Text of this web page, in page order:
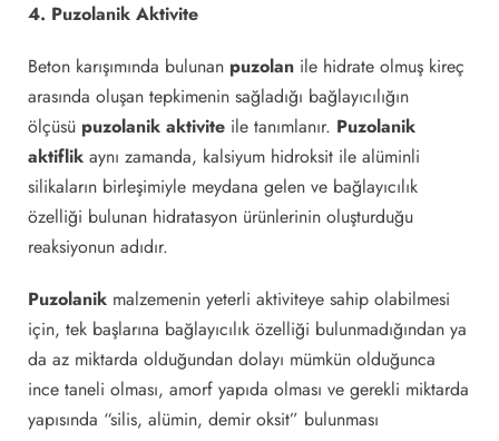
4. Puzolanik Aktivite
Beton karışımında bulunan puzolan ile hidrate olmuş kireç
arasında oluşan tepkimenin sağladığı bağlayıcılığın
ölçüsü puzolanik aktivite ile tanımlanır. Puzolanik
aktiflik aynı zamanda, kalsiyum hidroksit ile alüminli
silikaların birleşimiyle meydana gelen ve bağlayıcılık
özelliği bulunan hidratasyon ürünlerinin oluşturduğu
reaksiyonun adıdır.
Puzolanik malzemenin yeterli aktiviteye sahip olabilmesi
için, tek başlarına bağlayıcılık özelliği bulunmadığından ya
da az miktarda olduğundan dolayı mümkün olduğunca
ince taneli olması, amorf yapıda olması ve gerekli miktarda
yapısında “silis, alümin, demir oksit” bulunması